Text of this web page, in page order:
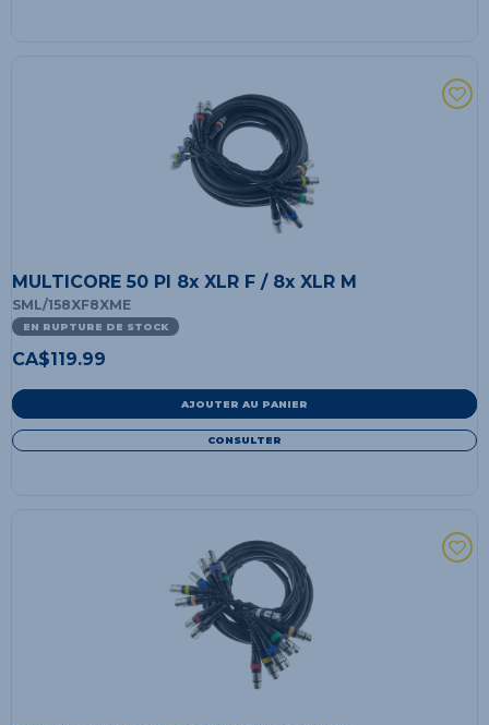
MULTICORE 50 PI 8x XLR F / 8x XLR M
SML/158XF8XME
EN RUPTURE DE STOCK
CA$119.99
AJOUTER AU PANIER
CONSULTER